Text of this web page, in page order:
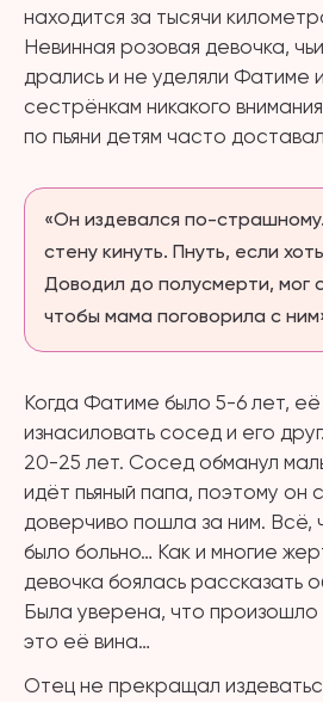
находится за тысячи
Невинная розовая девочка,
дрались и не уделяли Фатиме
сестрёнкам никакого
по пьяни детям часто
«Он издевался по-
стену кинуть. Пнуть, если
Доводил до полусмерти, мог
чтобы мама поговорила с
Когда Фатиме было 5-6 лет, её
изнасиловать сосед и его
20-25 лет. Сосед обманул
идёт пьяный папа, поэтому он
доверчиво пошла за ним.
было больно… Как и многие
девочка боялась рассказать
Была уверена, что
это её вина…
Отец не прекращал